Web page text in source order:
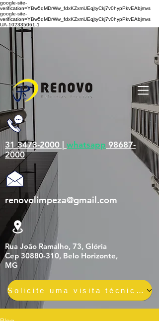
google-site-
verification=YBw5qMDrWw_fdxKZxmUEqjtyCkj7v0hypPkvEAbjmvs
google-site-
verification=YBw5qMDrWw_fdxKZxmUEqjtyCkj7v0hypPkvEAbjmvs
UA-102335061-1
31 3473-2000 | whatsapp 98687-
2000
renovolimpeza@gmail.com
Rua João Ramalho, 73, Glória
Cep 30880-310, Belo Horizonte,
MG
Solicite uma visita técnica gratuita e sem compromisso